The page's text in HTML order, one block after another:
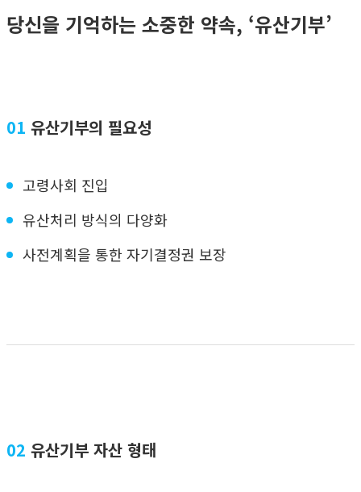
당신을 기억하는 소중한 약속, ‘유산기부’
01 유산기부의 필요성
고령사회 진입
유산처리 방식의 다양화
사전계획을 통한 자기결정권 보장
02 유산기부 자산 형태